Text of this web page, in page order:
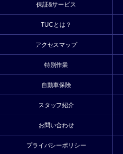
保証&サービス
TUCとは？
アクセスマップ
特別作業
自動車保険
スタッフ紹介
お問い合わせ
プライバシーポリシー